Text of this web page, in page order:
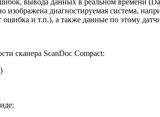
вывода данных в реальном времени
диагностируемая система,
ошибка и т.п.), а также данные по этому
сканера ScanDoc Compact: